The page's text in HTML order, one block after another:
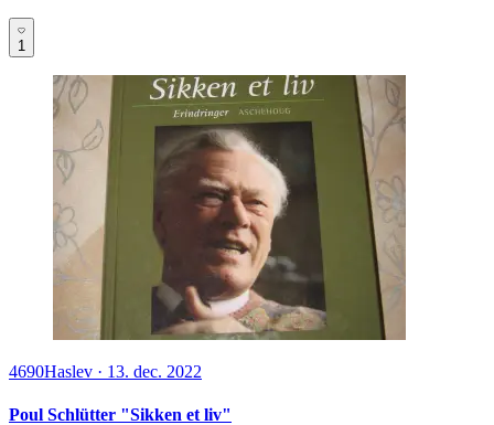
1
4690Haslev · 13. dec. 2022
Poul Schlütter "Sikken et liv"